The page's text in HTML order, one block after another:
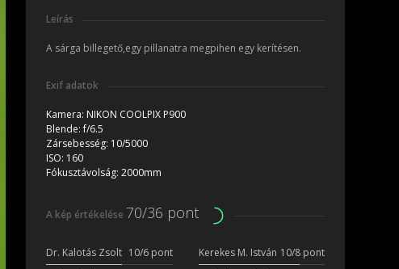
Leírás
A sárga billegető,egy pillanatra megpihen egy kerítésen.
Exif adatok
Kamera: NIKON COOLPIX P900
Blende:f/6.5
Zársebesség: 10/5000
ISO: 160
Fókusztávolság: 2000mm
A kép értékelése 70/36 pont
Dr. Kalotás Zsolt 10/6 pont Kerekes M. István 10/8 pont